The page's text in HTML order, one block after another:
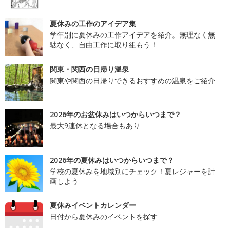
夏休みの工作のアイデア集
学年別に夏休みの工作アイデアを紹介。無理なく無
駄なく、自由工作に取り組もう！
関東・関西の日帰り温泉
関東や関西の日帰りできるおすすめの温泉をご紹介
2026年のお盆休みはいつからいつまで？
最大9連休となる場合もあり
2026年の夏休みはいつからいつまで？
学校の夏休みを地域別にチェック！夏レジャーを計
画しよう
夏休みイベントカレンダー
日付から夏休みのイベントを探す